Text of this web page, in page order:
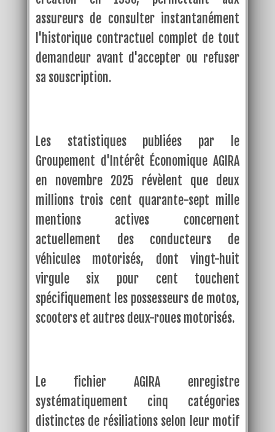
assureurs de consulter instantanément
l'historique contractuel complet de tout
demandeur avant d'accepter ou refuser
sa souscription.
Les statistiques publiées par le
Groupement d'Intérêt Économique AGIRA
en novembre 2025 révèlent que deux
millions trois cent quarante-sept mille
mentions actives concernent
actuellement des conducteurs de
véhicules motorisés, dont vingt-huit
virgule six pour cent touchent
spécifiquement les possesseurs de motos,
scooters et autres deux-roues motorisés.
Le fichier AGIRA enregistre
systématiquement cinq catégories
distinctes de résiliations selon leur motif